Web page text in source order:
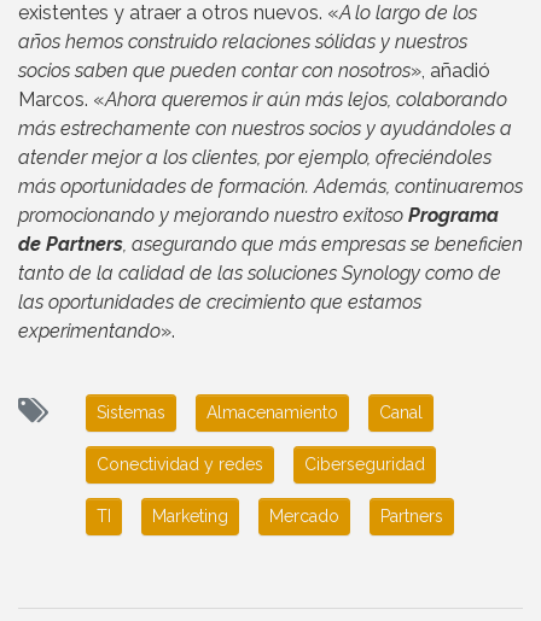
existentes y atraer a otros nuevos. «A lo largo de los
años hemos construido relaciones sólidas y nuestros
socios saben que pueden contar con nosotros», añadió
Marcos. «Ahora queremos ir aún más lejos, colaborando
más estrechamente con nuestros socios y ayudándoles a
atender mejor a los clientes, por ejemplo, ofreciéndoles
más oportunidades de formación. Además, continuaremos
promocionando y mejorando nuestro exitoso Programa
de Partners, asegurando que más empresas se beneficien
tanto de la calidad de las soluciones Synology como de
las oportunidades de crecimiento que estamos
experimentando».
Sistemas Almacenamiento Canal
Conectividad y redes Ciberseguridad
TI Marketing Mercado Partners